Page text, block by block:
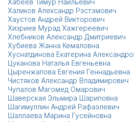
Хабеев Тимур Наильевич
Халиков Александр Рэстэмович
Хаустов Андрей Викторович
Хизриев Мурад Хажгереевич
Хлебников Александр Дмитриевич
Хубиева Жанна Кемаловна
Хуснатдинова Екатерина
Цуканова Наталья Евгеньевна
Цыренжапова Евгения Геннадьевна
Чистяков Александр Владимирович
Чупалов Магомед Омарович
Шаверская Эльмира Шариповна
Шагимуллин Андрей Рафаэлевич
Шаллаева Марина Гусейновна